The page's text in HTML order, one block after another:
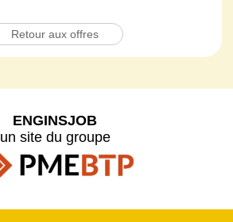
Retour aux offres
ENGINSJOB
un site du groupe